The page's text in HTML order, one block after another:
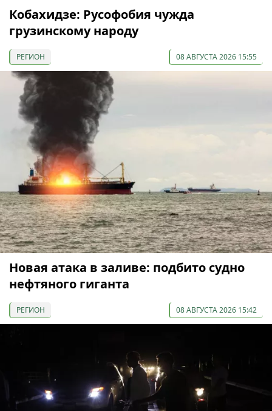
Кобахидзе: Русофобия чужда
грузинскому народу
РЕГИОН 08 АВГУСТА 2026 15:55
Новая атака в заливе: подбито судно
нефтяного гиганта
РЕГИОН 08 АВГУСТА 2026 15:42